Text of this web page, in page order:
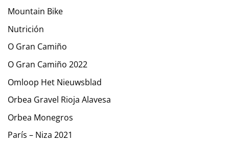
Mountain Bike
Nutrición
O Gran Camiño
O Gran Camiño 2022
Omloop Het Nieuwsblad
Orbea Gravel Rioja Alavesa
Orbea Monegros
París – Niza 2021